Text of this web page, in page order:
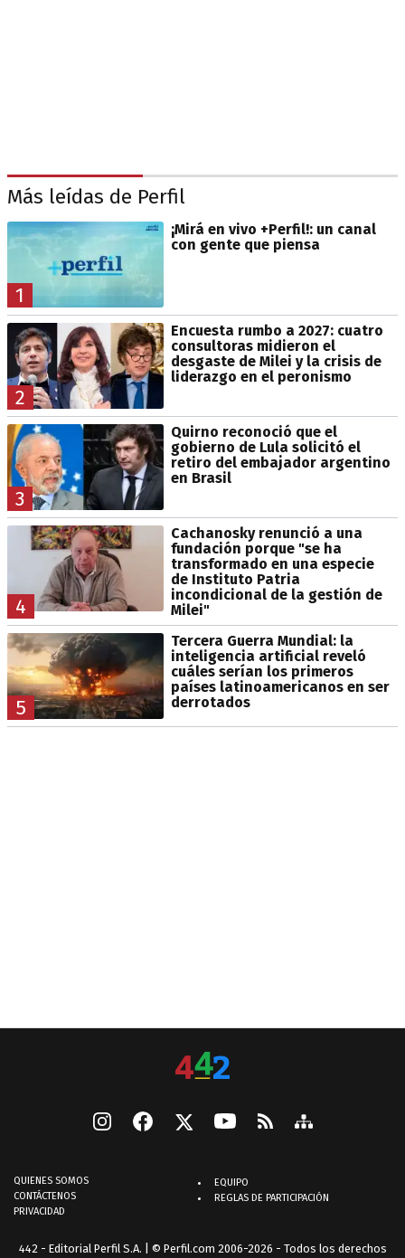
Más leídas de Perfil
1
¡Mirá en vivo +Perfil!: un canal
con gente que piensa
2
Encuesta rumbo a 2027: cuatro
consultoras midieron el
desgaste de Milei y la crisis de
liderazgo en el peronismo
3
Quirno reconoció que el
gobierno de Lula solicitó el
retiro del embajador argentino
en Brasil
4
Cachanosky renunció a una
fundación porque "se ha
transformado en una especie
de Instituto Patria
incondicional de la gestión de
Milei"
5
Tercera Guerra Mundial: la
inteligencia artificial reveló
cuáles serían los primeros
países latinoamericanos en ser
derrotados
QUIENES SOMOS
CONTÁCTENOS
PRIVACIDAD
EQUIPO
REGLAS DE PARTICIPACIÓN
442 - Editorial Perfil S.A. | © Perfil.com 2006-2026 - Todos los derechos